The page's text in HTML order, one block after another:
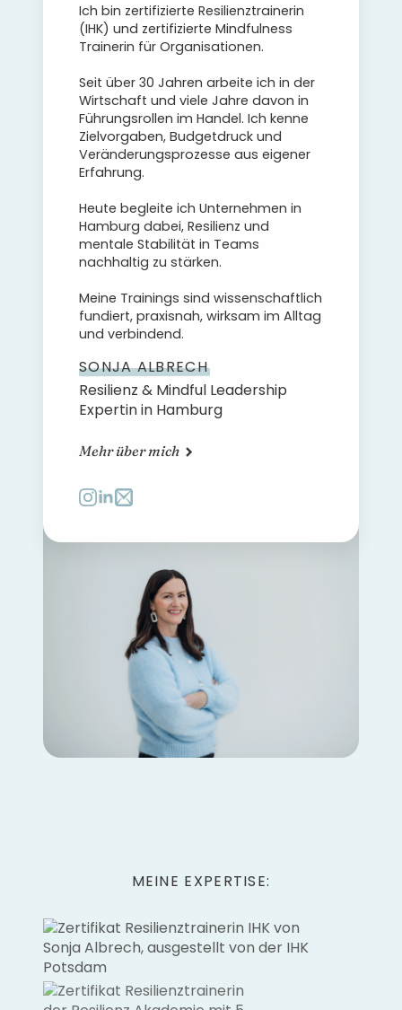
Ich bin zertifizierte Resilienztrainerin
(IHK) und zertifizierte Mindfulness
Trainerin für Organisationen.
Seit über 30 Jahren arbeite ich in der
Wirtschaft und viele Jahre davon in
Führungsrollen im Handel. Ich kenne
Zielvorgaben, Budgetdruck und
Veränderungsprozesse aus eigener
Erfahrung.
Heute begleite ich Unternehmen in
Hamburg dabei, Resilienz und
mentale Stabilität in Teams
nachhaltig zu stärken.
Meine Trainings sind wissenschaftlich
fundiert, praxisnah, wirksam im Alltag
und verbindend.
SONJA ALBRECH
Resilienz & Mindful Leadership
Expertin in Hamburg
Mehr über mich
MEINE EXPERTISE: